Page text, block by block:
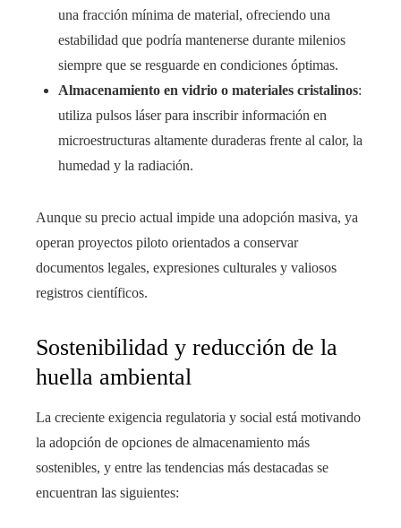
una fracción mínima de material, ofreciendo una
estabilidad que podría mantenerse durante milenios
siempre que se resguarde en condiciones óptimas.
Almacenamiento en vidrio o materiales cristalinos:
utiliza pulsos láser para inscribir información en
microestructuras altamente duraderas frente al calor, la
humedad y la radiación.
Aunque su precio actual impide una adopción masiva, ya
operan proyectos piloto orientados a conservar
documentos legales, expresiones culturales y valiosos
registros científicos.
Sostenibilidad y reducción de la
huella ambiental
La creciente exigencia regulatoria y social está motivando
la adopción de opciones de almacenamiento más
sostenibles, y entre las tendencias más destacadas se
encuentran las siguientes: